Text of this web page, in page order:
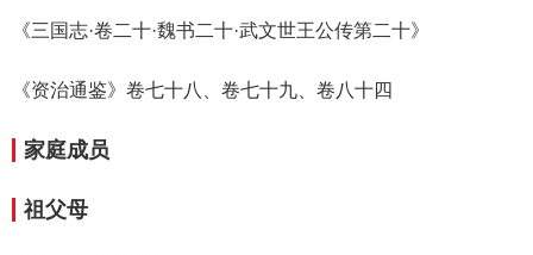
《三国志·卷二十·魏书二十·武文世王公传第二十》
《资治通鉴》卷七十八、卷七十九、卷八十四
家庭成员
祖父母